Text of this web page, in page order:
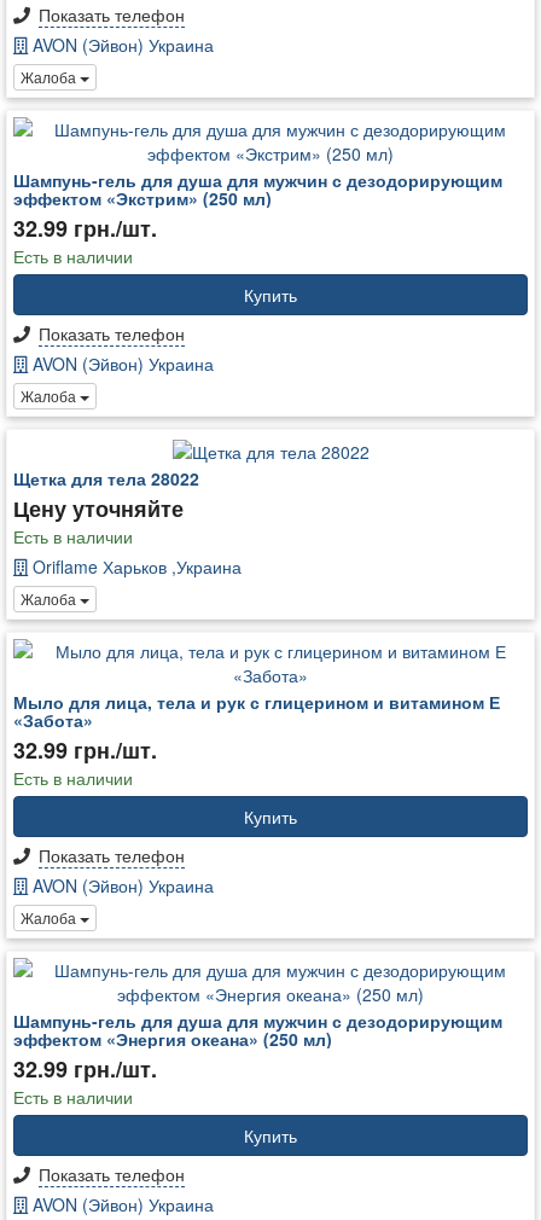
Показать телефон
AVON (Эйвон) Украина
Жалоба
Шампунь-гель для душа для мужчин с дезодорирующим
эффектом «Экстрим» (250 мл)
32.99 грн./шт.
Есть в наличии
Купить
Показать телефон
AVON (Эйвон) Украина
Жалоба
Щетка для тела 28022
Цену уточняйте
Есть в наличии
Oriflame Харьков ,Украина
Жалоба
Мыло для лица, тела и рук с глицерином и витамином Е
«Забота»
32.99 грн./шт.
Есть в наличии
Купить
Показать телефон
AVON (Эйвон) Украина
Жалоба
Шампунь-гель для душа для мужчин с дезодорирующим
эффектом «Энергия океана» (250 мл)
32.99 грн./шт.
Есть в наличии
Купить
Показать телефон
AVON (Эйвон) Украина